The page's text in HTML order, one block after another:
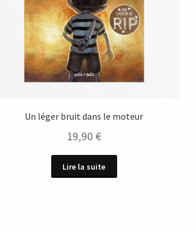
Un léger bruit dans le moteur
19,90 €
Lire la suite